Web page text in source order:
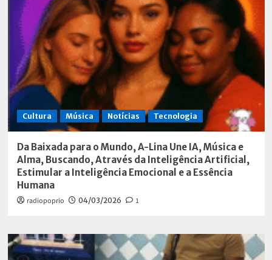
Cultura Música Notícias Tecnologia
Da Baixada para o Mundo, A-Lina Une IA, Música e
Alma, Buscando, Através da Inteligência Artificial,
Estimular a Inteligência Emocional e a Essência
Humana
radiopoprio 04/03/2026 1